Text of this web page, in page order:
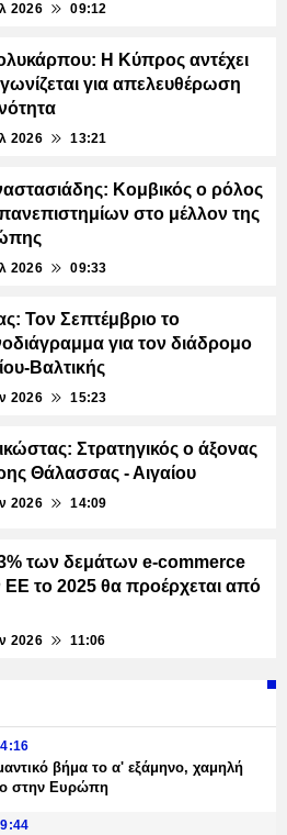
2026 09:12
Η Κύπρος αντέχει
για απελευθέρωση
2026 13:21
Κομβικός ο ρόλος
στο μέλλον της
2026 09:33
Τον Σεπτέμβριο το
για τον διάδρομο
Βαλτικής
2026 15:23
Στρατηγικός ο άξονας
Θάλασσας - Αιγαίου
2026 14:09
των δεμάτων e-commerce
ΕΕ το 2025 θα προέρχεται από
2026 11:06
βήμα το α' εξάμηνο, χαμηλή
στην Ευρώπη